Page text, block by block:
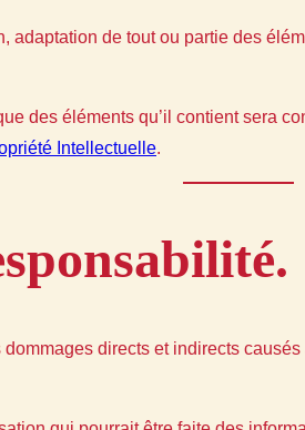
adaptation de tout ou partie des
des éléments qu’il contient sera
Intellectuelle.
directs et indirects